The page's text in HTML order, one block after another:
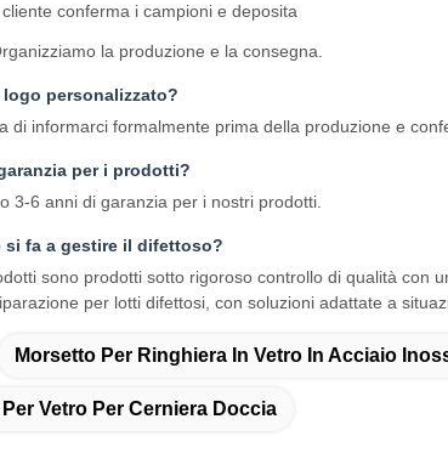
cliente conferma i campioni e deposita
la produzione e la consegna.
personalizzato?
di informarci formalmente prima della produzione e
per i prodotti?
3-6 anni di garanzia per i nostri prodotti.
si fa a gestire il difettoso?
sono prodotti sotto rigoroso controllo di qualità con
per lotti difettosi, con soluzioni adattate a
Morsetto Per Ringhiera In Vetro In Acciaio
Vetro Per Cerniera Doccia